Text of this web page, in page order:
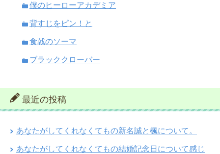
僕のヒーローアカデミア
背すじをピン！と
食戟のソーマ
ブラッククローバー
最近の投稿
あなたがしてくれなくてもの新名誠と楓について。
あなたがしてくれなくてもの結婚記念日について感じ